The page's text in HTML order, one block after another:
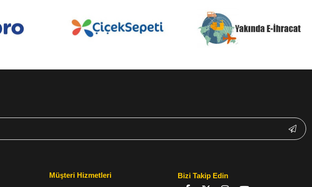
Müşteri Hizmetleri Bizi Takip Edin